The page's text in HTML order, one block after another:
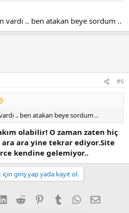
vardı .. ben atakan beye sordum ..
#6
.. ben atakan beye sordum ..
olabilir! O zaman zaten hiç
ara ara yine tekrar ediyor.Site
kendine gelemiyor..
giriş yap yada kayıt ol.
LinkedInReddit PinterestTumblr WhatsApp
E-posta